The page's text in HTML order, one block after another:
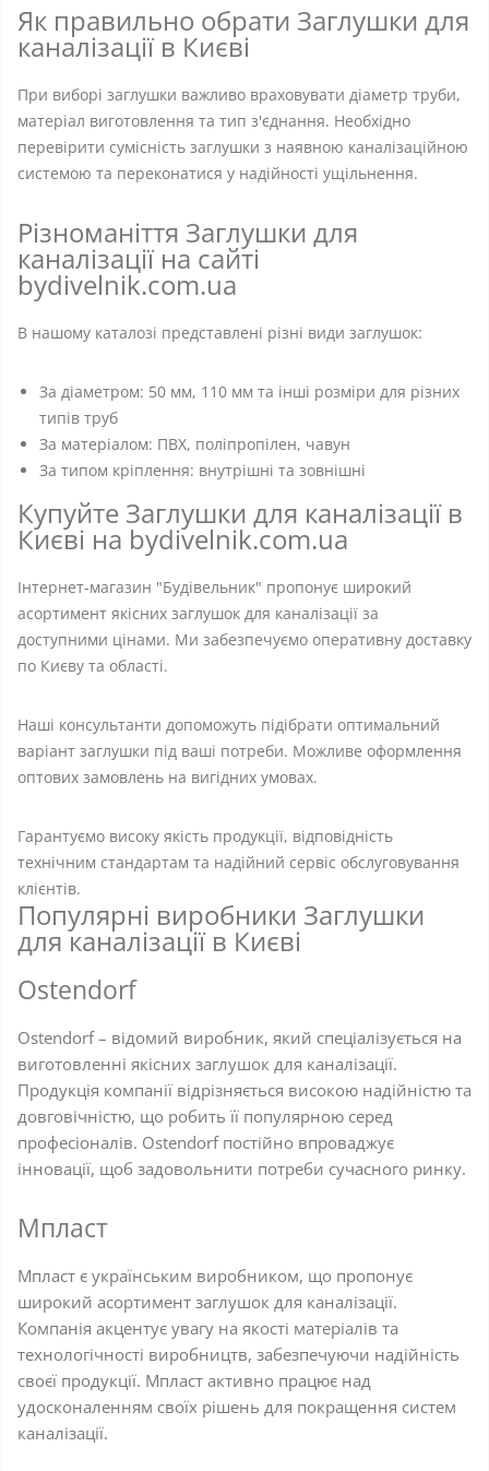
Як правильно обрати Заглушки для
каналізації в Києві
При виборі заглушки важливо враховувати діаметр труби,
матеріал виготовлення та тип з'єднання. Необхідно
перевірити сумісність заглушки з наявною каналізаційною
системою та переконатися у надійності ущільнення.
Різноманіття Заглушки для
каналізації на сайті
bydivelnik.com.ua
В нашому каталозі представлені різні види заглушок:
За діаметром: 50 мм, 110 мм та інші розміри для різних
типів труб
За матеріалом: ПВХ, поліпропілен, чавун
За типом кріплення: внутрішні та зовнішні
Купуйте Заглушки для каналізації в
Києві на bydivelnik.com.ua
Інтернет-магазин "Будівельник" пропонує широкий
асортимент якісних заглушок для каналізації за
доступними цінами. Ми забезпечуємо оперативну доставку
по Києву та області.
Наші консультанти допоможуть підібрати оптимальний
варіант заглушки під ваші потреби. Можливе оформлення
оптових замовлень на вигідних умовах.
Гарантуємо високу якість продукції, відповідність
технічним стандартам та надійний сервіс обслуговування
клієнтів.
Популярні виробники Заглушки
для каналізації в Києві
Ostendorf
Ostendorf – відомий виробник, який спеціалізується на
виготовленні якісних заглушок для каналізації.
Продукція компанії відрізняється високою надійністю та
довговічністю, що робить її популярною серед
професіоналів. Ostendorf постійно впроваджує
інновації, щоб задовольнити потреби сучасного ринку.
Мпласт
Мпласт є українським виробником, що пропонує
широкий асортимент заглушок для каналізації.
Компанія акцентує увагу на якості матеріалів та
технологічності виробництв, забезпечуючи надійність
своєї продукції. Мпласт активно працює над
удосконаленням своїх рішень для покращення систем
каналізації.